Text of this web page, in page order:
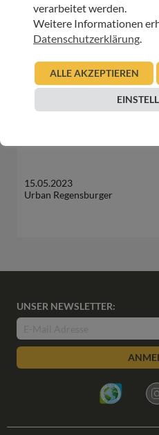
05.11.2025
Urban Regensburger
15.05.2023
Urban Regensburger
UNSER NEWSLETTER:
verarbeitet werden.
Weitere Informationen
Datenschutzerklärung
ALLE AKZEPTIEREN